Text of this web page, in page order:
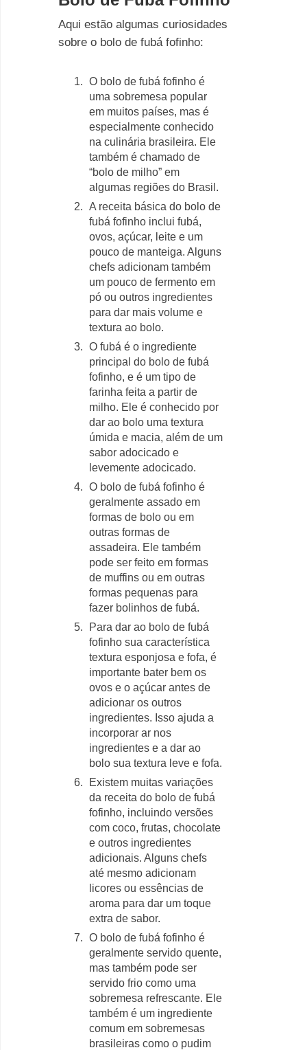
Aqui estão algumas curiosidades
sobre o bolo de fubá fofinho:
O bolo de fubá fofinho é
uma sobremesa popular
em muitos países, mas é
especialmente conhecido
na culinária brasileira. Ele
também é chamado de
“bolo de milho” em
algumas regiões do Brasil.
A receita básica do bolo de
fubá fofinho inclui fubá,
ovos, açúcar, leite e um
pouco de manteiga. Alguns
chefs adicionam também
um pouco de fermento em
pó ou outros ingredientes
para dar mais volume e
textura ao bolo.
O fubá é o ingrediente
principal do bolo de fubá
fofinho, e é um tipo de
farinha feita a partir de
milho. Ele é conhecido por
dar ao bolo uma textura
úmida e macia, além de um
sabor adocicado e
levemente adocicado.
O bolo de fubá fofinho é
geralmente assado em
formas de bolo ou em
outras formas de
assadeira. Ele também
pode ser feito em formas
de muffins ou em outras
formas pequenas para
fazer bolinhos de fubá.
Para dar ao bolo de fubá
fofinho sua característica
textura esponjosa e fofa, é
importante bater bem os
ovos e o açúcar antes de
adicionar os outros
ingredientes. Isso ajuda a
incorporar ar nos
ingredientes e a dar ao
bolo sua textura leve e fofa.
Existem muitas variações
da receita do bolo de fubá
fofinho, incluindo versões
com coco, frutas, chocolate
e outros ingredientes
adicionais. Alguns chefs
até mesmo adicionam
licores ou essências de
aroma para dar um toque
extra de sabor.
O bolo de fubá fofinho é
geralmente servido quente,
mas também pode ser
servido frio como uma
sobremesa refrescante. Ele
também é um ingrediente
comum em sobremesas
brasileiras como o pudim